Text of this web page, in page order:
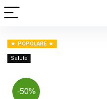
POPOLARE
Salute
-50%